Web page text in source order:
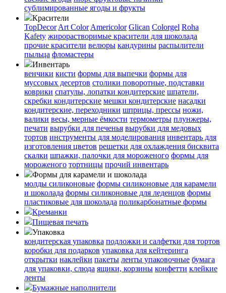
сублимированные ягоды и фрукты
Красители
TopDecor Art Color Americolor Glican Colorgel Roha
Kafety жирорастворимые красители для шоколада
прочие красители велюры кандурины распылители
пыльца фломастеры
Инвентарь
венчики кисти формы для выпечки формы для
муссовых десертов столики поворотные, подставки
коврики cпатулы, лопатки кондитерские шпатели,
скребки кондитерские мешки кондитерские насадки
кондитерские, переходники шприцы, прессы ножи,
валики весы, мерные ёмкости термометры плунжеры,
печати вырубки для печенья вырубки для медовых
тортов инструменты для моделирования инвентарь для
изготовления цветов решетки для охлаждения бисквита
скалки шпажки, палочки для мороженого формы для
мороженого тортницы прочий инвентарь
Формы для карамели и шоколада
молды силиконовые формы силиконовые для карамели
и шоколада формы силиконовые для леденцов формы
пластиковые для шоколада поликарбонатные формы
Креманки
Пищевая печать
Упаковка
кондитерская упаковка подложки и салфетки для тортов
коробки для подарков упаковка для кейтеринга
открытки наклейки пакеты ленты упаковочные бумага
для упаковки, слюда ящики, корзины конфетти клейкие
ленты
Бумажные наполнители